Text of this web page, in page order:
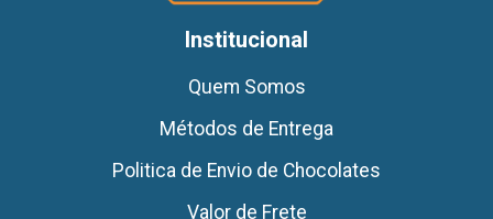
Institucional
Quem Somos
Métodos de Entrega
Politica de Envio de Chocolates
Valor de Frete